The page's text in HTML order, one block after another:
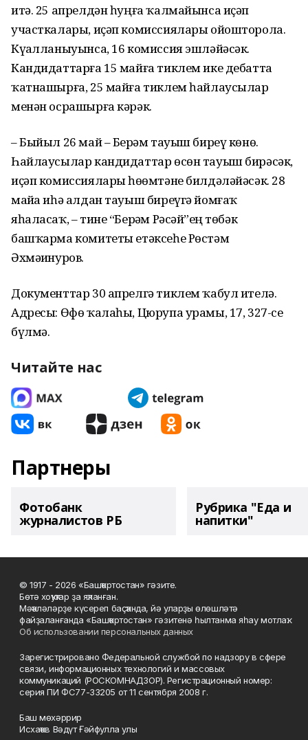
итә. 25 апрелдән һуңға ҡалмайынса иҫәп
участкалары, иҫәп комиссиялары ойошторола.
Күҙалланыуынса, 16 комиссия эшләйәсәк.
Кандидаттарға 15 майға тиклем ике дебатта
ҡатнашырға, 25 майға тиклем һайлаусылар
менән осрашырға кәрәк.
– Быйыл 26 май – Берҙәм тауыш биреү көнө.
Һайлаусылар кандидаттар өсөн тауыш бирәсәк,
иҫәп комиссиялары һөҙөмтәне билдәләйәсәк. 28
майҙа иһә алдан тауыш биреүгә йомғаҡ
яһаласаҡ, – тине “Берҙәм Рәсәй”ҙең төбәк
башҡарма комитеты етәксеһе Рөстәм
Әхмәҙинуров.
Документтар 30 апрелгә тиклем ҡабул ителә.
Адресы: Өфө ҡалаһы, Цюрупа урамы, 17, 327-се
бүлмә.
Читайте нас
Партнеры
Фотобанк
журналистов РБ
Рубрика "Еда и
напитки"
© 1917 - 2026 «Башҡортостан» гәзите.
Бөтә хоҡуҡтар ҙа яҡланған.
Мәҡәләләрҙе күсереп баҫҡанда, йә уларҙы өлөшләтә
файҙаланғанда «Башҡортостан» гәзитенә һылтанма яһау мотлаҡ.
Об использовании персональных данных
Зарегистрировано Федеральной службой по надзору в сфере
связи, информационных технологий и массовых
коммуникаций (РОСКОМНАДЗОР). Регистрационный номер:
серия ПИ ФС77-33205 от 11 сентября 2008 г.
Баш мөхәррир
Исхаҡов Вәдүт Ғәйфулла улы